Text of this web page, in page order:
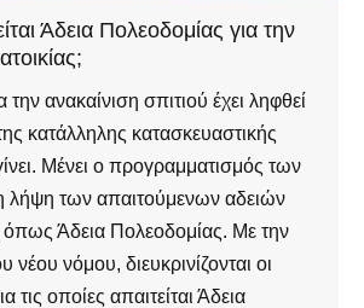
Άδεια Πολεοδομίας για την
ανακαίνιση σπιτιού έχει ληφθεί
κατάλληλης κατασκευαστικής
γίνει. Μένει ο προγραμματισμός των
λήψη των απαιτούμενων αδειών
όπως Άδεια Πολεοδομίας. Με την
νέου νόμου, διευκρινίζονται οι
τις οποίες απαιτείται Άδεια